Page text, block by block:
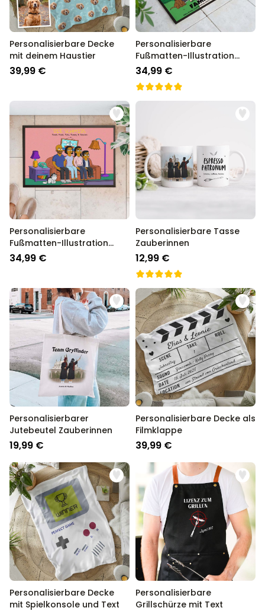
Personalisierbare Decke
mit deinem Haustier
39,99 €
Personalisierbare
Fußmatten-Illustration
Zeichentrick Familie
34,99 €
Personalisierbare
Fußmatten-Illustration
Cartoon Familie
34,99 €
Personalisierbare Tasse
Zauberinnen
12,99 €
Personalisierbarer
Jutebeutel Zauberinnen
19,99 €
Personalisierbare Decke als
Filmklappe
39,99 €
Personalisierbare Decke
mit Spielkonsole und Text
Personalisierbare
Grillschürze mit Text